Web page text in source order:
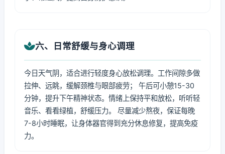
六、日常舒缓与身心调理
今日天气阴，适合进行轻度身心放松调理。工作间隙多做
拉伸、远眺，缓解颈椎与眼部疲劳； 午后可小憩15-30
分钟，提升下午精神状态。情绪上保持平和放松，听听轻
音乐、看看绿植，舒缓压力。 尽量减少熬夜，保证每晚
7-8小时睡眠，让身体器官得到充分休息修复，提高免疫
力。